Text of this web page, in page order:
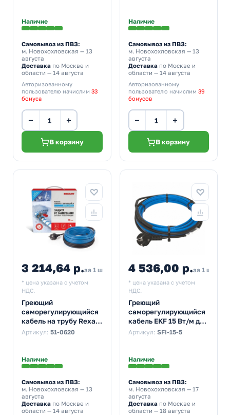
Наличие
Самовывоз из ПВЗ:
м. Новохохловская — 13
августа
Доставка по Москве и
области — 14 августа
Авторизованному
пользователю начислим 33
бонуса
− +
В корзину
Наличие
Самовывоз из ПВЗ:
м. Новохохловская — 13
августа
Доставкапо Москве и
области — 14 августа
Авторизованному
пользователю начислим 39
бонусов
− +
В корзину
3 214,64 р.за 1 шт
* цена указана с учетом
НДС.
Греющий
саморегулирующийся
кабель на трубу Rexant
15MSR-PB 10M
Артикул: 51-0620
Наличие
Самовывоз из ПВЗ:
м. Новохохловская — 13
августа
Доставка по Москве и
области — 14 августа
4 536,00 р.за 1 шт
* цена указана с учетом
НДС.
Греющий
саморегулирующийся
кабель EKF 15 Вт/м для
обогрева
Артикул: SFI-15-5
Наличие
Самовывоз из ПВЗ:
м. Новохохловская — 17
августа
Доставкапо Москве и
области — 18 августа